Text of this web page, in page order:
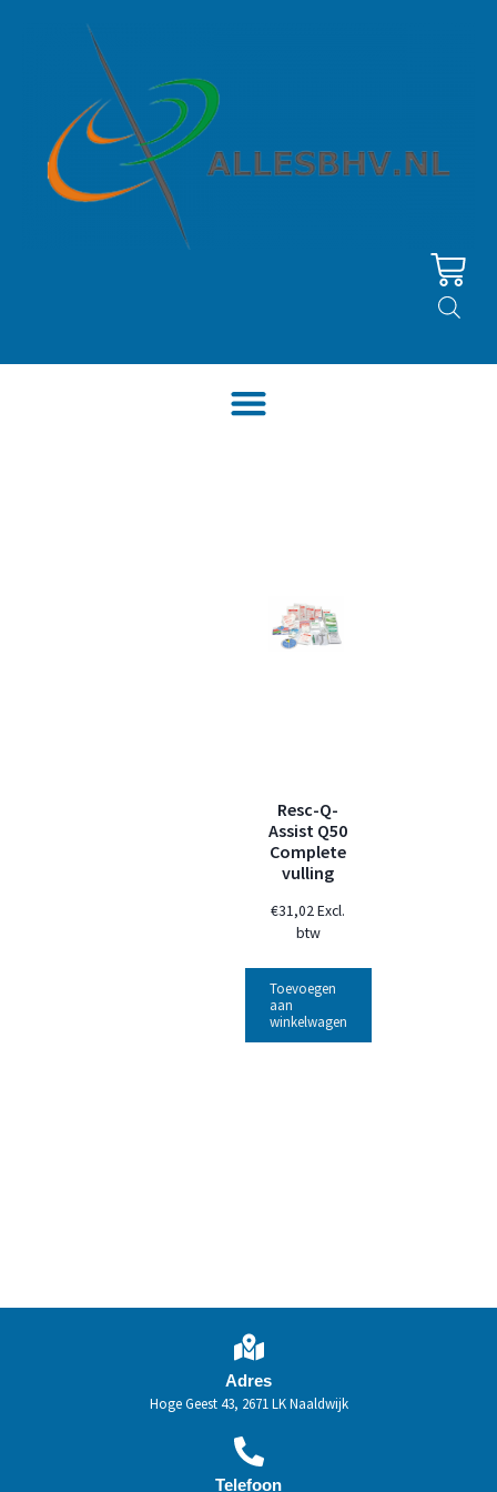
Resc-Q-
Assist Q50
Complete
vulling
€31,02Excl.
btw
Toevoegen
aan
winkelwagen
Adres
Hoge Geest 43, 2671 LK Naaldwijk
Telefoon